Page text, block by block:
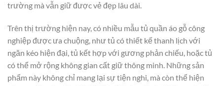
trường mà vẫn giữ được vẻ đẹp lâu dài.
Trên thị trường hiện nay, có nhiều mẫu tủ quần áo gỗ công
nghiệp được ưa chuộng, như tủ có thiết kế thanh lịch với
ngăn kéo hiện đại, tủ kết hợp với gương phản chiếu, hoặc tủ
có thể mở rộng không gian cất giữ thông minh. Những sản
phẩm này không chỉ mang lại sự tiện nghi, mà còn thể hiện